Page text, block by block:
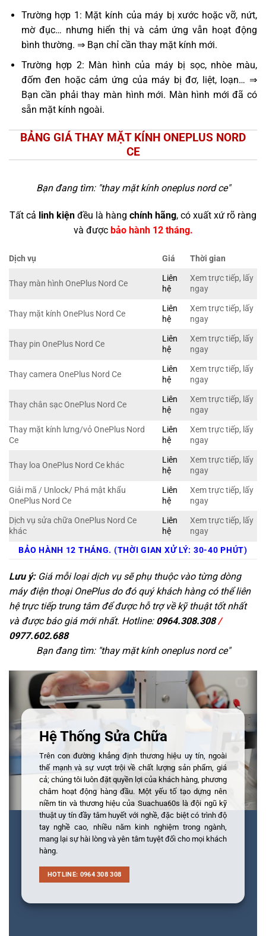
Trường hợp 1: Mặt kính của máy bị xước hoặc vỡ, nứt,
mờ đục… nhưng hiển thị và cảm ứng vẫn hoạt động
bình thường. ⇒ Bạn chỉ cần thay mặt kính mới.
Trường hợp 2: Màn hình của máy bị sọc, nhòe màu,
đốm đen hoặc cảm ứng của máy bị đơ, liệt, loạn… ⇒
Bạn cần phải thay màn hình mới. Màn hình mới đã có
sẵn mặt kính ngoài.
BẢNG GIÁ THAY MẶT KÍNH ONEPLUS NORD
CE
Bạn đang tìm: "thay mặt kính oneplus nord ce"
Tất cả linh kiện đều là hàng chính hãng, có xuất xứ rõ ràng
và được bảo hành 12 tháng.
Dịch vụ Giá Thời gian
Thay màn hình OnePlus Nord Ce
Liên
hệ
Xem trực tiếp, lấy
ngay
Thay mặt kính OnePlus Nord Ce
Liên
hệ
Xem trực tiếp, lấy
ngay
Thay pin OnePlus Nord Ce
Liên
hệ
Xem trực tiếp, lấy
ngay
Thay camera OnePlus Nord Ce
Liên
hệ
Xem trực tiếp, lấy
ngay
Thay chân sạc OnePlus Nord Ce
Liên
hệ
Xem trực tiếp, lấy
ngay
Thay mặt kính lưng/vỏ OnePlus Nord
Ce
Liên
hệ
Xem trực tiếp, lấy
ngay
Thay loa OnePlus Nord Ce khác
Liên
hệ
Xem trực tiếp, lấy
ngay
Giải mã / Unlock/ Phá mật khẩu
OnePlus Nord Ce
Liên
hệ
Xem trực tiếp, lấy
ngay
Dịch vụ sửa chữa OnePlus Nord Ce
khác
Liên
hệ
Xem trực tiếp, lấy
ngay
BẢO HÀNH 12 THÁNG. (THỜI GIAN XỬ LÝ: 30-40 PHÚT)
Lưu ý:Giá mỗi loại dịch vụ sẽ phụ thuộc vào từng dòng
máy điện thoại OnePlus do đó quý khách hàng có thể liên
hệ trực tiếp trung tâm để được hỗ trợ về kỹ thuật tốt nhất
và được báo giá mới nhất. Hotline: 0964.308.308/
0977.602.688
Bạn đang tìm: "thay mặt kính oneplus nord ce"
Hệ Thống Sửa Chữa
Trên con đường khẳng định thương hiệu uy tín, ngoài
thế mạnh và sự vượt trội về chất lượng sản phẩm, giá
cả; chúng tôi luôn đặt quyền lợi của khách hàng, phương
châm hoạt động hàng đầu. Một yếu tố tạo dựng nên
niềm tin và thương hiệu của Suachua60s là đội ngũ kỹ
thuật uy tín đầy tâm huyết với nghề, đặc biệt có trình độ
tay nghề cao, nhiều năm kinh nghiệm trong ngành,
mang lại sự hài lòng và yên tâm tuyệt đối cho mọi khách
hàng.
HOTLINE: 0964 308 308